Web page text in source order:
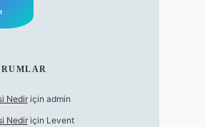
Nediriçin admin
Nediriçin Levent